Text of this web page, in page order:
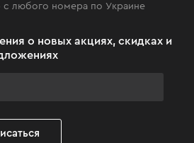
с любого номера по Украине
о новых акциях, скидках и